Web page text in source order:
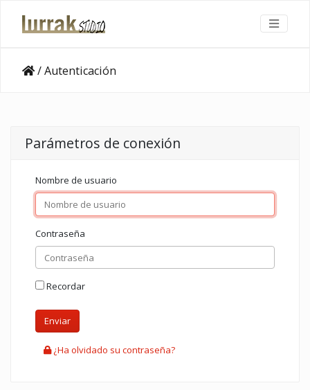
/Autenticación
Parámetros de conexión
Nombre de usuario
Contraseña
Recordar
¿Ha olvidado su contraseña?